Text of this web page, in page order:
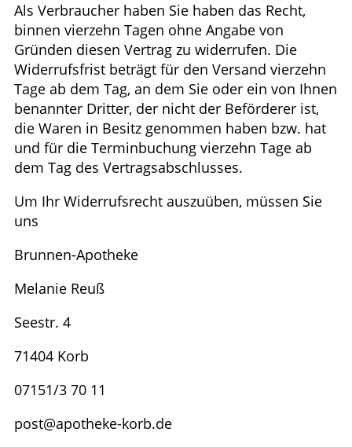
WELLNESS
Als Verbraucher haben Sie haben das Recht,
binnen vierzehn Tagen ohne Angabe von
Gründen diesen Vertrag zu widerrufen. Die
Widerrufsfrist beträgt für den Versand vierzehn
Tage ab dem Tag, an dem Sie oder ein von Ihnen
benannter Dritter, der nicht der Beförderer ist,
die Waren in Besitz genommen haben bzw. hat
und für die Terminbuchung vierzehn Tage ab
dem Tag des Vertragsabschlusses.
Um Ihr Widerrufsrecht auszuüben, müssen Sie
uns
Brunnen-Apotheke
Melanie Reuß
Seestr. 4
71404 Korb
07151/3 70 11
post@apotheke-korb.de